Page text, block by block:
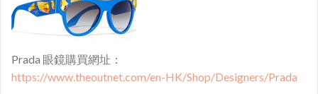
Prada 眼鏡購買網址：
https://www.theoutnet.com/en-HK/Shop/Designers/Prada